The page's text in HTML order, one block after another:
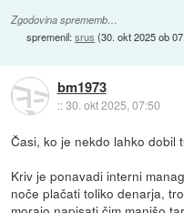
Zgodovina sprememb…
spremenil:srus (30. okt 2025 ob
bm1973
::30. okt 2025, 07:50
Časi, ko je nekdo lahko dobil
Kriv je ponavadi interni
noče plačati toliko denarja,